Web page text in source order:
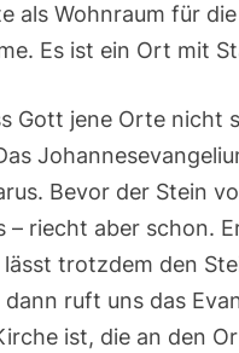
als Wohnraum für
Es ist ein Ort mit
Gott jene Orte nicht
Bevor der Stein
riecht aber schon.
trotzdem den
ruft uns das
ist, die an den